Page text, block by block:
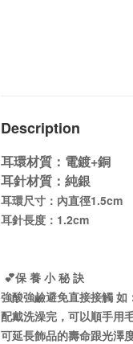
Description
耳環材質：電鍍+銅
耳針材質：純銀
耳環尺寸：內直徑1.5cm
耳針長度：1.2cm
💕保 養 小 秘 訣
強酸強鹼避免直接接觸 如
配戴洗澡完，可以順手用
可延長飾品的壽命跟光澤